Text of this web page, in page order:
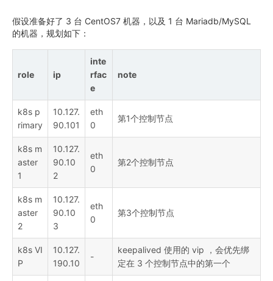
假设准备好了 3 台 CentOS7 机器，以及 1 台 Mariadb/MySQL
的机器，规划如下：
role ip
inte
rfac
e
note
k8s p
rimary
10.127.
90.101
eth
0
第1个控制节点
k8s m
aster
1
10.127.
90.10
2
eth
0
第2个控制节点
k8s m
aster
2
10.127.
90.10
3
eth
0
第3个控制节点
k8s VI
P
10.127.
190.10
-
keepalived 使用的 vip ，会优先绑
定在 3 个控制节点中的第一个